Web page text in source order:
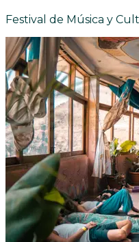
Festival de Música y